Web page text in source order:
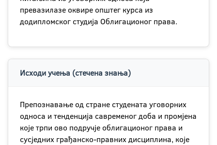
превазилазе оквире општег курса из
додипломског студија Облигационог права.
Исходи учења (стечена знања)
Препознавање од стране студената уговорних
односа и тенденција савременог доба и промјена
које трпи ово подручје облигационог права и
сусједних грађанско-правних дисциплина, које